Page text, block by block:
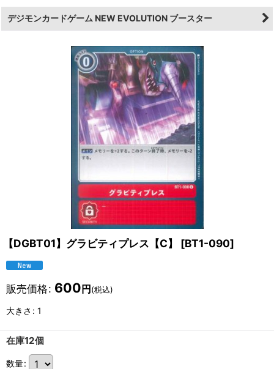
デジモンカードゲーム NEW EVOLUTION ブースター
【DGBT01】グラビティプレス【C】 [BT1-090]
販売価格: 600 円 (税込)
大きさ : 1
在庫12個
数量: